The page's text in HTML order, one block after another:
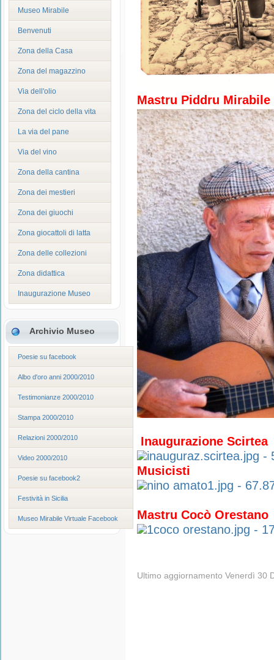
Museo Mirabile
Benvenuti
Zona della Casa
Zona del magazzino
Via dell'olio
Zona del ciclo della vita
La via del pane
Via del vino
Zona della cantina
Zona dei mestieri
Zona dei giuochi
Zona giocattoli di latta
Zona delle collezioni
Zona didattica
Inaugurazione Museo
Archivio Museo
Poesie su facebook
Albo d'oro anni 2000/2010
Testimonianze 2000/2010
Stampa 2000/2010
Relazioni 2000/2010
Video 2000/2010
Poesie su facebook2
Festività in Sicilia
Museo Mirabile Virtuale Facebook
Mastru Piddru Mirabile
Inaugurazione Scirtea
Musicisti
Mastru Cocò Orestano
Ultimo aggiornamento Venerdì 30